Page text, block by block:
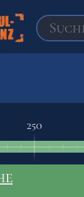
250